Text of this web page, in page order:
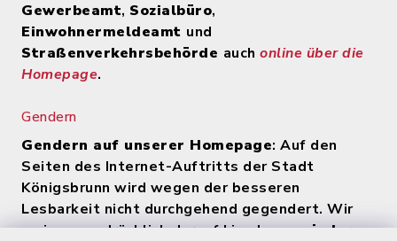
Gewerbeamt, Sozialbüro,
Einwohnermeldeamt und
Straßenverkehrsbehörde auch online über die
Homepage.
Gendern
Gendern auf unserer Homepage: Auf den
Seiten des Internet-Auftritts der Stadt
Königsbrunn wird wegen der besseren
Lesbarkeit nicht durchgehend gegendert. Wir
weisen ausdrücklich darauf hin, dasszu jeder